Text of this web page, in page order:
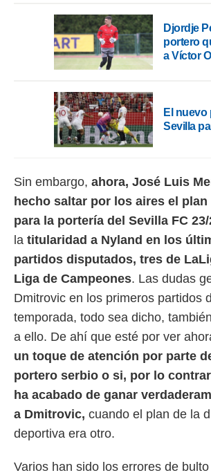
de
o a través
de
de
de
uso de
con el
e
publicidad
publicidad
Djordje
portero
a Víctor
El nuevo
Sevilla
Sin embargo, ahora, José Luis
hecho saltar por los aires el
para la portería del Sevilla FC 23/
la titularidad a Nyland en los
partidos disputados, tres de
Liga de Campeones. Las dudas
Dmitrovic en los primeros partidos
temporada, todo sea dicho,
a ello. De ahí que esté por ver
un toque de atención por parte
portero serbio o si, por lo
ha acabado de ganar
a Dmitrovic, cuando el plan de la
deportiva era otro.
Varios han sido los errores de